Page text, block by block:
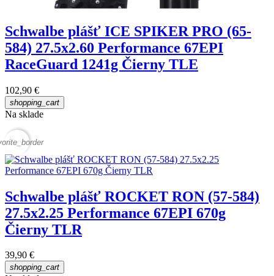
Schwalbe plášť ICE SPIKER PRO (65-
584) 27.5x2.60 Performance 67EPI
RaceGuard 1241g Čierny TLE
102,90 €
shopping_cart
Na sklade
Schwalbe plášť ROCKET RON (57-584)
27.5x2.25 Performance 67EPI 670g
Čierny TLR
39,90 €
shopping_cart